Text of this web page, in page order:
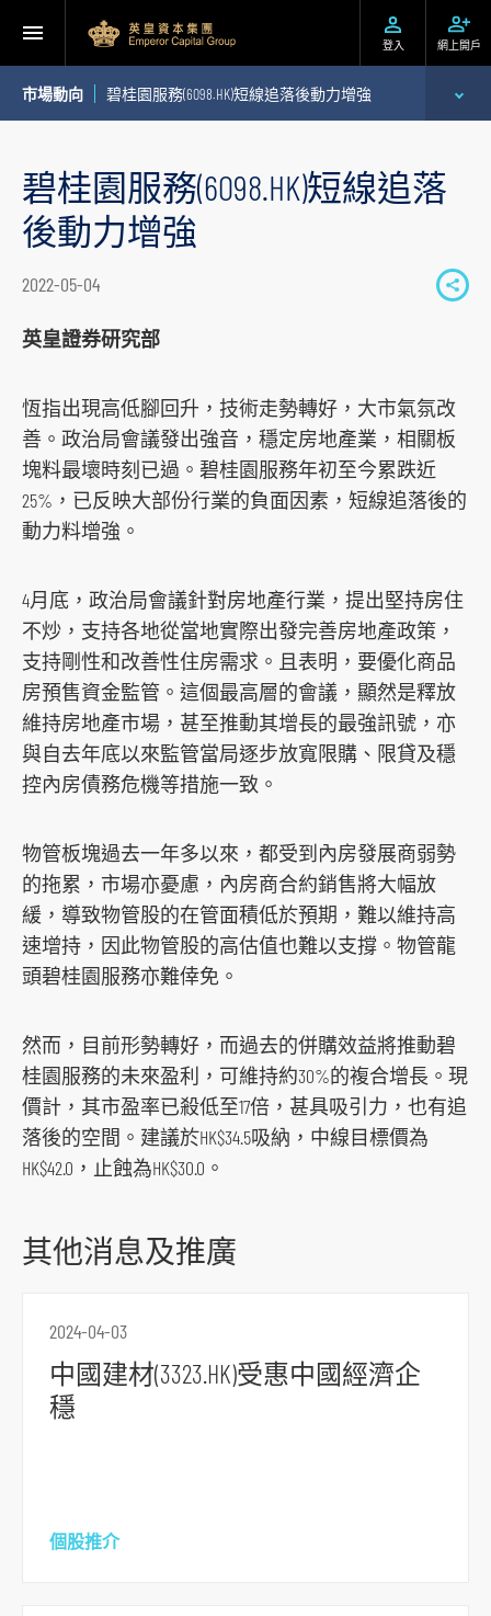
登入 網上開戶
市場動向 碧桂園服務(6098.HK)短線追落後動力增強
個股推介
碧桂園服務(6098.HK)短線追落
後動力增強
2022-05-04
S
e
t
o
s
i
l
m
e
d
p
a
t
r
m
英皇證券研究部
恆指出現高低腳回升，技術走勢轉好，大市氣氛改
善。政治局會議發出強音，穩定房地產業，相關板
塊料最壞時刻已過。碧桂園服務年初至今累跌近
25%，已反映大部份行業的負面因素，短線追落後的
動力料增強。
4月底，政治局會議針對房地產行業，提出堅持房住
不炒，支持各地從當地實際出發完善房地產政策，
支持剛性和改善性住房需求。且表明，要優化商品
房預售資金監管。這個最高層的會議，顯然是釋放
維持房地產市場，甚至推動其增長的最強訊號，亦
與自去年底以來監管當局逐步放寬限購、限貸及穩
控內房債務危機等措施一致。
物管板塊過去一年多以來，都受到內房發展商弱勢
的拖累，市場亦憂慮，內房商合約銷售將大幅放
緩，導致物管股的在管面積低於預期，難以維持高
速增持，因此物管股的高估值也難以支撐。物管龍
頭碧桂園服務亦難倖免。
然而，目前形勢轉好，而過去的併購效益將推動碧
桂園服務的未來盈利，可維持約30%的複合增長。現
價計，其市盈率已殺低至17倍，甚具吸引力，也有追
落後的空間。建議於HK$34.5吸納，中線目標價為
HK$42.0，止蝕為HK$30.0。
其他消息及推廣
2024-04-03
中國建材(3323.HK)受惠中國經濟企
穩
個股推介